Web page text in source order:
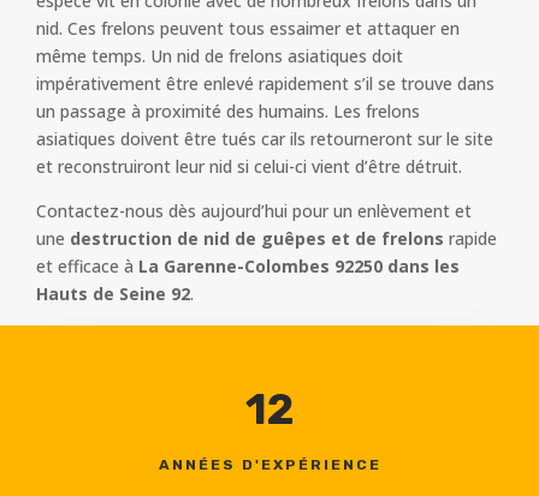
nid. Ces frelons peuvent tous essaimer et attaquer en
même temps. Un nid de frelons asiatiques doit
impérativement être enlevé rapidement s’il se trouve dans
un passage à proximité des humains. Les frelons
asiatiques doivent être tués car ils retourneront sur le site
et reconstruiront leur nid si celui-ci vient d’être détruit.
Contactez-nous dès aujourd’hui pour un enlèvement et
une destruction de nid de guêpes et de frelons rapide
et efficace à La Garenne-Colombes 92250 dans les
Hauts de Seine 92.
12
ANNÉES D'EXPÉRIENCE